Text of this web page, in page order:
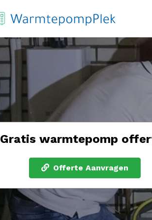
Gratis warmtepomp
Offerte Aanvragen